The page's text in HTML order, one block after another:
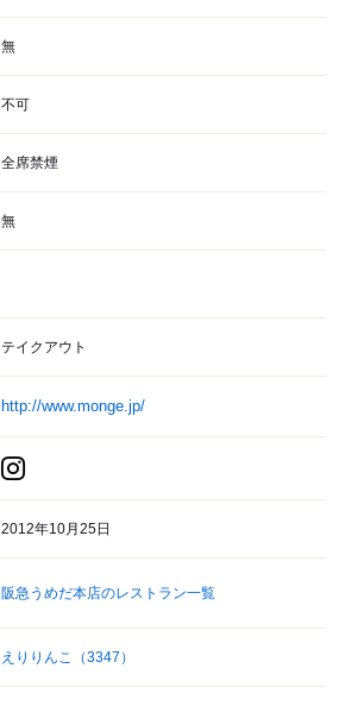
無
不可
全席禁煙
無
テイクアウト
http://www.monge.jp/
2012年10月25日
阪急うめだ本店のレストラン一覧
えりりんこ （3347）